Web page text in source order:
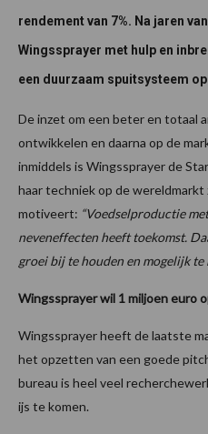
rendement van 7%. Na jaren
Wingssprayer met hulp en
een duurzaam spuitsysteem
De inzet om een beter en totaal
ontwikkelen en daarna op de
inmiddels is Wingssprayer de
haar techniek op de
motiveert: “Voedselproductie
neveneffecten heeft toekomst.
groei bij te houden en mogelijk te
Wingssprayer wil 1 miljoen euro
Wingssprayer heeft de laatste
het opzetten van een goede
bureau is heel veel
ijs te komen.